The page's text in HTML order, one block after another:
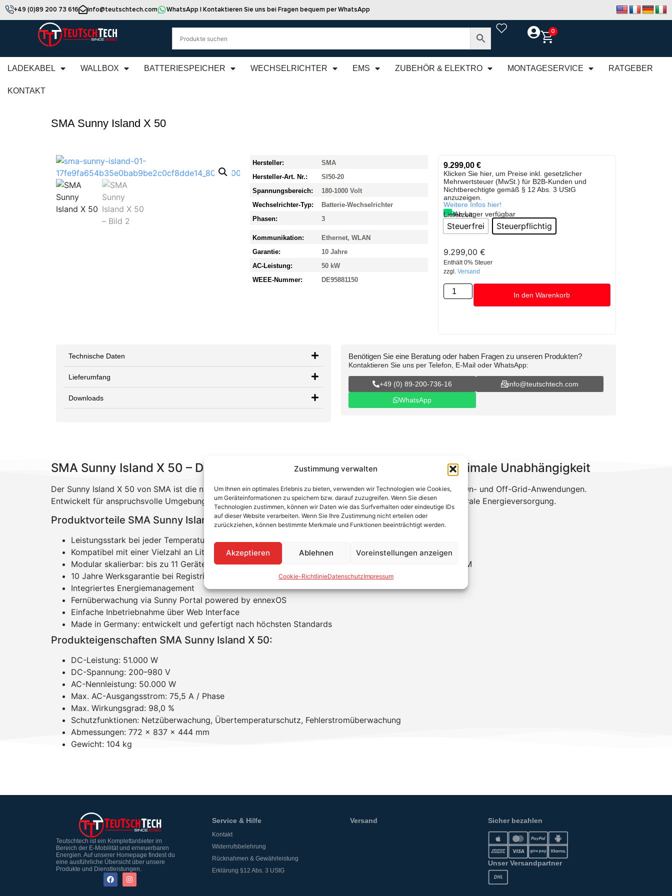
Zustimmung verwalten
Um Ihnen ein optimales Erlebnis zu bieten, verwenden wir Technologien wie Cookies,
um Geräteinformationen zu speichern bzw. darauf zuzugreifen. Wenn Sie diesen
Technologien zustimmen, können wir Daten wie das Surfverhalten oder eindeutige IDs
auf dieser Website verarbeiten. Wenn Sie Ihre Zustimmung nicht erteilen oder
zurückziehen, können bestimmte Merkmale und Funktionen beeinträchtigt werden.
Akzeptieren Ablehnen Voreinstellungen anzeigen
Cookie-RichtlinieDatenschutzImpressum
+49 (0)89 200 73 616 info@teutschtech.com WhatsApp | Kontaktieren Sie uns bei Fragen bequem per WhatsApp
0
LADEKABEL WALLBOX BATTERIESPEICHER WECHSELRICHTER EMS ZUBEHÖR & ELEKTRO MONTAGESERVICE RATGEBER
KONTAKT
SMA Sunny Island X 50
Hersteller:
SMA
Hersteller-Art. Nr.:
SI50-20
Spannungsbereich:
180-1000 Volt
Wechselrichter-Typ:
Batterie-Wechselrichter
Phasen:
3
Kommunikation:
Ethernet, WLAN
Garantie:
10 Jahre
AC-Leistung:
50 kW
WEEE-Nummer:
DE95881150
9.299,00 €
Klicken Sie hier, um Preise inkl. gesetzlicher
Mehrwertsteuer (MwSt.) für B2B-Kunden und
Nichtberechtigte gemäß § 12 Abs. 3 UStG
anzuzeigen.
Weitere Infos hier!
Ab Lager verfügbar
Lieferzeit:
Steuerfrei Steuerpflichtig
9.299,00 €
Enthält 0% Steuer
zzgl. Versand
In den Warenkorb
Technische Daten
Lieferumfang
Downloads
Benötigen Sie eine Beratung oder haben Fragen zu unseren Produkten?
Kontaktieren Sie uns per Telefon, E-Mail oder WhatsApp:
+49 (0) 89-200-736-16
info@teutschtech.com
WhatsApp
SMA Sunny Island X 50 – Der intelligente Batterie-Wechselrichter für maximale Unabhängigkeit
Der Sunny Island X 50 von SMA ist die nächste Generation leistungsstarker Batterie-Wechselrichter, ideal für On- und Off-Grid-Anwendungen.
Entwickelt für anspruchsvolle Umgebungen und höchste Flexibilität, sorgt er für eine zuverlässige und dezentrale Energieversorgung.
Produktvorteile SMA Sunny Island X 50:
Leistungsstark bei jeder Temperatur: -25 °C bis +60 °C mit Derating ab 45 °C
Kompatibel mit einer Vielzahl an Lithium-Ionen-Batterien, Generatoren oder öffentlichen Netzen
Modular skalierbar: bis zu 11 Geräte mit integriertem Systemmanager, bis zu 50 mit SMA Data Manager M
10 Jahre Werksgarantie bei Registrierung
Integriertes Energiemanagement
Fernüberwachung via Sunny Portal powered by ennexOS
Einfache Inbetriebnahme über Web Interface
Made in Germany: entwickelt und gefertigt nach höchsten Standards
Produkteigenschaften SMA Sunny Island X 50:
DC-Leistung: 51.000 W
DC-Spannung: 200–980 V
AC-Nennleistung: 50.000 W
Max. AC-Ausgangsstrom: 75,5 A / Phase
Max. Wirkungsgrad: 98,0 %
Schutzfunktionen: Netzüberwachung, Übertemperaturschutz, Fehlerstromüberwachung
Abmessungen: 772 x 837 x 444 mm
Gewicht: 104 kg
Teutschtech ist ein Komplettanbieter im
Bereich der E-Mobilität und erneuerbaren
Energien. Auf unserer Homepage findest du
eine ausführliche Übersicht über unsere
Produkte und Dienstleistungen.
Service & Hilfe
Kontakt
Widerrufsbelehrung
Rücknahmen & Gewährleistung
Erklärung §12 Abs. 3 UStG
Versand Sicher bezahlen
Unser Versandpartner